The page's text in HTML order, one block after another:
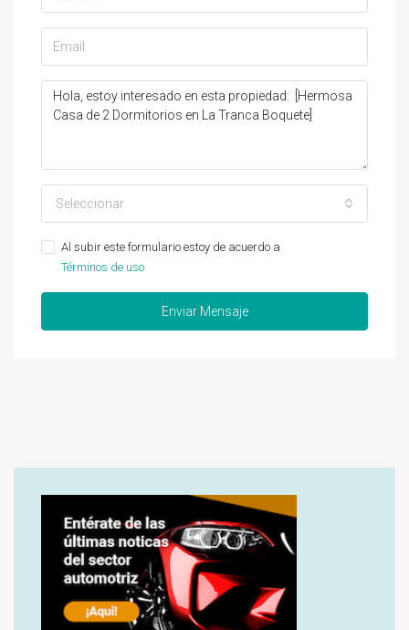
Seleccionar
Al subir este formulario estoy de acuerdo a
Términos de uso
Enviar Mensaje